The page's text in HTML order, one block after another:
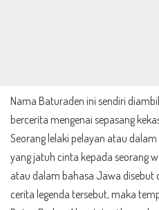
Nama Baturaden ini sendiri
bercerita mengenai sepasang
Seorang lelaki pelayan atau
yang jatuh cinta kepada seorang
atau dalam bahasa Jawa disebut
cerita legenda tersebut, maka